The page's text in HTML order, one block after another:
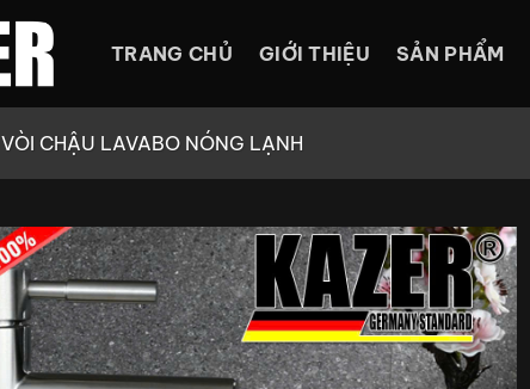
TRANG CHỦ GIỚI THIỆU SẢN PHẨM
VÒI CHẬU LAVABO NÓNG LẠNH